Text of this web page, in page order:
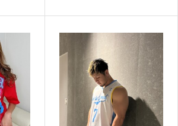
–
¥11,000
¥13,000
¥14,500